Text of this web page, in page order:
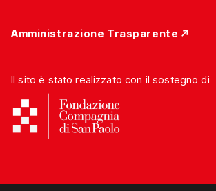
Amministrazione Trasparente
Il sito è stato realizzato con il sostegno di